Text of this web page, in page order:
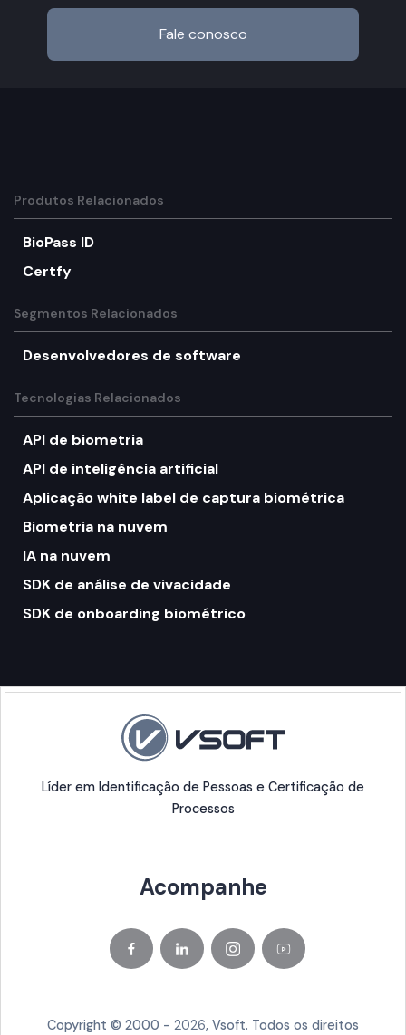
Fale conosco
Produtos Relacionados
BioPass ID
Certfy
Segmentos Relacionados
Desenvolvedores de software
Tecnologias Relacionados
API de biometria
API de inteligência artificial
Aplicação white label de captura biométrica
Biometria na nuvem
IA na nuvem
SDK de análise de vivacidade
SDK de onboarding biométrico
Líder em Identificação de Pessoas e Certificação de
Processos
Acompanhe
Copyright © 2000 - 2026, Vsoft. Todos os direitos